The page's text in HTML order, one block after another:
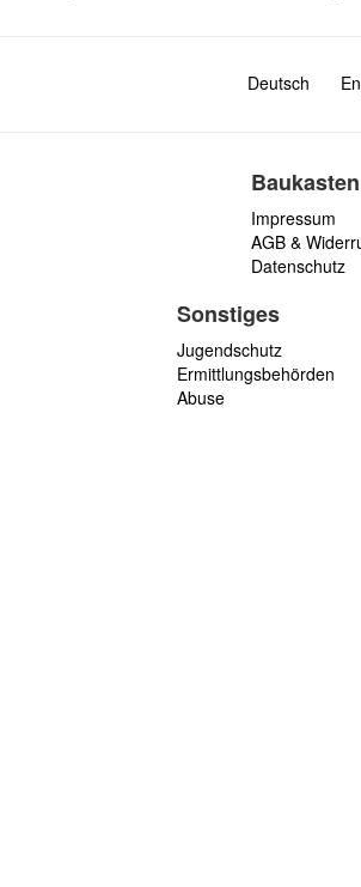
Deutsch
Baukasten
Impressum
AGB &
Datenschutz
Sonstiges
Jugendschutz
Ermittlungsbehörden
Abuse